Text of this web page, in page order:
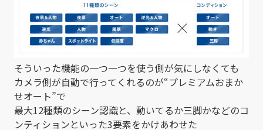
そういった機能の一つ一つを使う側が気にしなくても
カメラ側が自動で行ってくれるのが“プレミアムおまか
せオート”で
最大12種類のシーン認識と、動いてるか三脚かなどのコ
ンティションといった3要素をかけあわせた